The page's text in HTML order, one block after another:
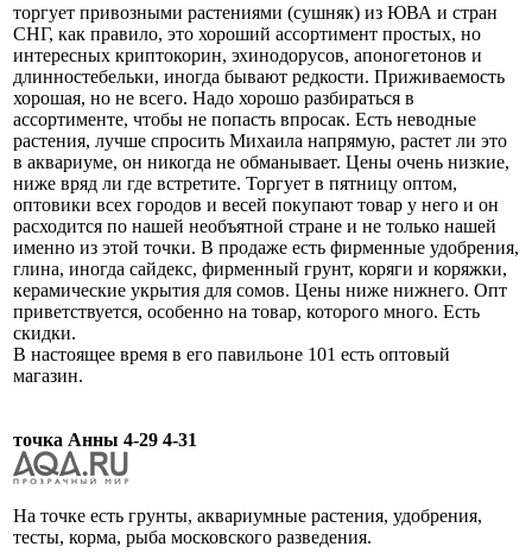
торгует привозными растениями (сушняк) из ЮВА и стран
СНГ, как правило, это хороший ассортимент простых, но
интересных криптокорин, эхинодорусов, апоногетонов и
длинностебельки, иногда бывают редкости. Приживаемость
хорошая, но не всего. Надо хорошо разбираться в
ассортименте, чтобы не попасть впросак. Есть неводные
растения, лучше спросить Михаила напрямую, растет ли это
в аквариуме, он никогда не обманывает. Цены очень низкие,
ниже вряд ли где встретите. Торгует в пятницу оптом,
оптовики всех городов и весей покупают товар у него и он
расходится по нашей необъятной стране и не только нашей
именно из этой точки. В продаже есть фирменные удобрения,
глина, иногда сайдекс, фирменный грунт, коряги и коряжки,
керамические укрытия для сомов. Цены ниже нижнего. Опт
приветствуется, особенно на товар, которого много. Есть
скидки.
В настоящее время в его павильоне 101 есть оптовый
магазин.
точка Анны 4-29 4-31
На точке есть грунты, аквариумные растения, удобрения,
тесты, корма, рыба московского разведения.